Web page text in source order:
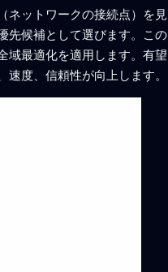
ネットワークの接続点）を見
先候補として選びます。この
域最適化を適用します。有望
度、信頼性が向上します。